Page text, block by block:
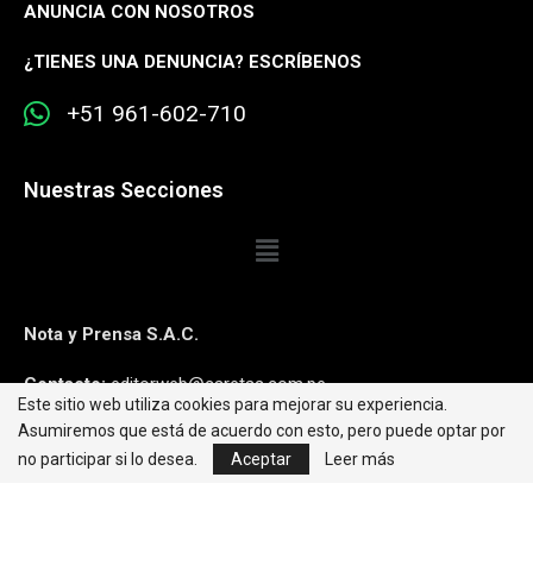
ANUNCIA CON NOSOTROS
¿TIENES UNA DENUNCIA? ESCRÍBENOS
+51 961-602-710
Nuestras Secciones
Nota y Prensa S.A.C.
Contacto:editorweb@caretas.com.pe
Síguenos:
Este sitio web utiliza cookies para mejorar su experiencia.
Asumiremos que está de acuerdo con esto, pero puede optar por
no participar si lo desea.
Aceptar Leer más